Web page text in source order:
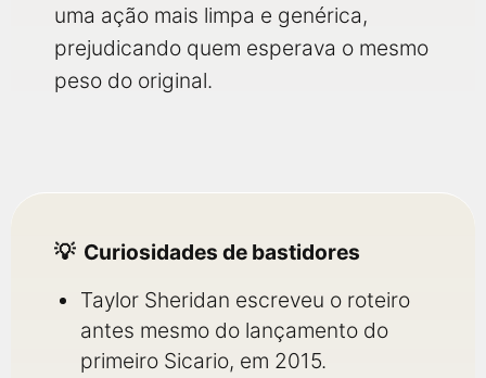
uma ação mais limpa e genérica,
prejudicando quem esperava o mesmo
peso do original.
Curiosidades de bastidores
Taylor Sheridan escreveu o roteiro
antes mesmo do lançamento do
primeiro Sicario, em 2015.